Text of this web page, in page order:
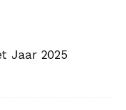
Jaar 2025